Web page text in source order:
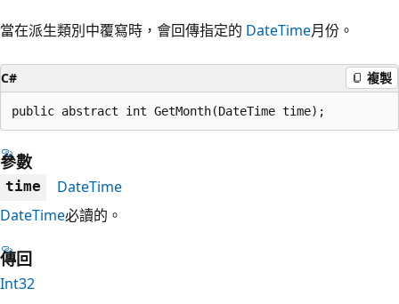
當在派生類別中覆寫時，會回傳指定的 DateTime月份。
C# 複製
public abstract int GetMonth(DateTime time);
參數
time
DateTime
DateTime必讀的。
傳回
Int32